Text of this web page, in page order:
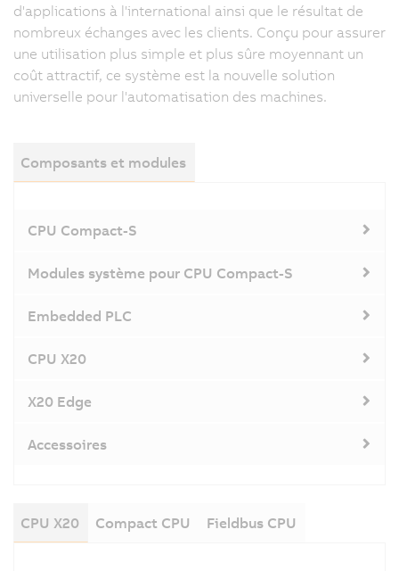
d'applications à l'international ainsi que le résultat de
nombreux échanges avec les clients. Conçu pour assurer
une utilisation plus simple et plus sûre moyennant un
coût attractif, ce système est la nouvelle solution
universelle pour l'automatisation des machines.
Composants et modules
CPU Compact-S
Modules système pour CPU Compact-S
Embedded PLC
CPU X20
X20 Edge
Accessoires
CPU X20 Compact CPU Fieldbus CPU